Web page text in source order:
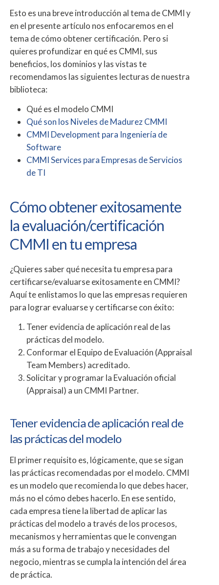
Esto es una breve introducción al tema de CMMI y
en el presente artículo nos enfocaremos en el
tema de cómo obtener certificación. Pero si
quieres profundizar en qué es CMMI, sus
beneficios, los dominios y las vistas te
recomendamos las siguientes lecturas de nuestra
biblioteca:
Qué es el modelo CMMI
Qué son los Niveles de Madurez CMMI
CMMI Development para Ingeniería de
Software
CMMI Services para Empresas de Servicios
de TI
Cómo obtener exitosamente
la evaluación/certificación
CMMI en tu empresa
¿Quieres saber qué necesita tu empresa para
certificarse/evaluarse exitosamente en CMMI?
Aquí te enlistamos lo que las empresas requieren
para lograr evaluarse y certificarse con éxito:
Tener evidencia de aplicación real de las
prácticas del modelo.
Conformar el Equipo de Evaluación (Appraisal
Team Members) acreditado.
Solicitar y programar la Evaluación oficial
(Appraisal) a un CMMI Partner.
Tener evidencia de aplicación real de
las prácticas del modelo
El primer requisito es, lógicamente, que se sigan
las prácticas recomendadas por el modelo. CMMI
es un modelo que recomienda lo que debes hacer,
más no el cómo debes hacerlo. En ese sentido,
cada empresa tiene la libertad de aplicar las
prácticas del modelo a través de los procesos,
mecanismos y herramientas que le convengan
más a su forma de trabajo y necesidades del
negocio, mientras se cumpla la intención del área
de práctica.